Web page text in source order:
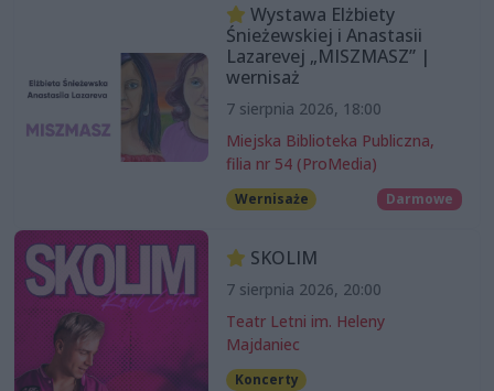
Wystawa Elżbiety
Śnieżewskiej i Anastasii
Lazarevej „MISZMASZ” |
wernisaż
7 sierpnia 2026, 18:00
Miejska Biblioteka Publiczna,
filia nr 54 (ProMedia)
Wernisaże Darmowe
SKOLIM
7 sierpnia 2026, 20:00
Teatr Letni im. Heleny
Majdaniec
Koncerty